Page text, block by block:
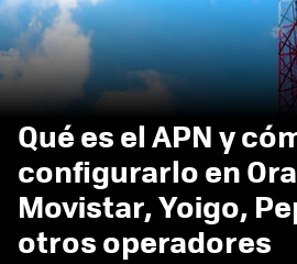
Qué es el APN y
configurarlo en
Movistar, Yoigo,
otros operadores